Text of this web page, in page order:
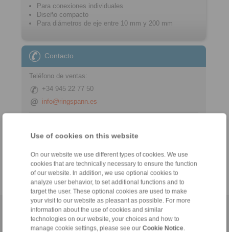
Use of cookies on this website
On our website we use different types of cookies. We use
cookies that are technically necessary to ensure the function
of our website. In addition, we use optional cookies to
analyze user behavior, to set additional functions and to
target the user. These optional cookies are used to make
your visit to our website as pleasant as possible. For more
information about the use of cookies and similar
technologies on our website, your choices and how to
manage cookie settings, please see our Cookie Notice.
Para conexiones individuales
Diseño compacto
Para diámetros de eje entre 10 mm y 200 mm
Contacto
Teléfono de ventas:
+34 945 22 77 50
info@ringspann.es
+34 945 22 77 50
Página inicial|Formulario de contacto|Impreso|Protección de datos
personales| Condiciones de entrega y pago|Acceso